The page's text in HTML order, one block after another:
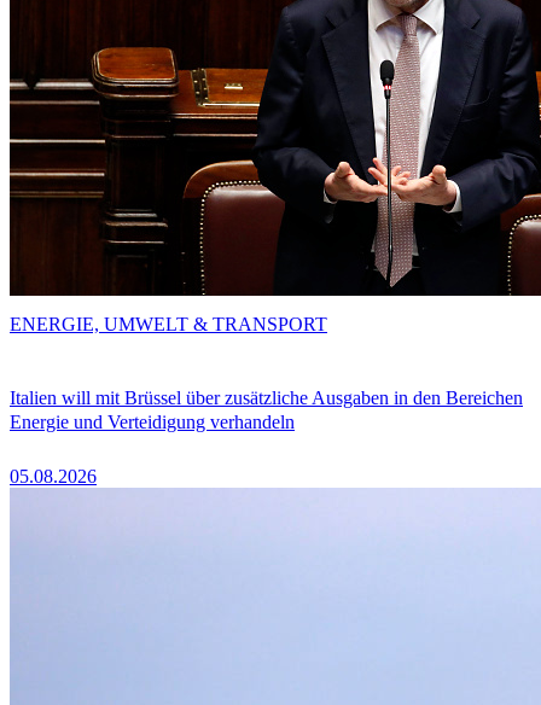
Italien will mit Brüssel über zusätzliche Ausgaben in den Bereichen
Energie und Verteidigung verhandeln
05.08.2026
ENERGIE, UMWELT & TRANSPORT